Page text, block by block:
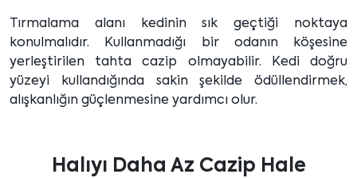
Tırmalama alanı kedinin sık geçtiği noktaya
konulmalıdır. Kullanmadığı bir odanın köşesine
yerleştirilen tahta cazip olmayabilir. Kedi doğru
yüzeyi kullandığında sakin şekilde ödüllendirmek,
alışkanlığın güçlenmesine yardımcı olur.
Halıyı Daha Az Cazip Hale